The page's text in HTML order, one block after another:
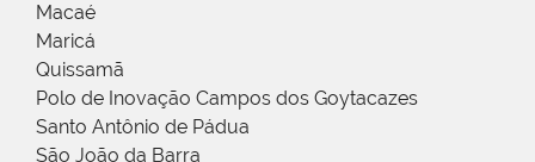
Macaé
Maricá
Quissamã
Polo de Inovação Campos dos Goytacazes
Santo Antônio de Pádua
São João da Barra